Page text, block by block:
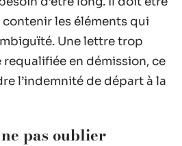
contenir les éléments qui
Une lettre trop
en démission, ce
l’indemnité de départ à la
pas oublier